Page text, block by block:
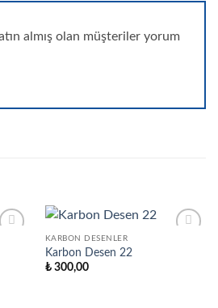
almış olan müşteriler yorum
KARBON DESENLER
Karbon Desen 22
₺300,00